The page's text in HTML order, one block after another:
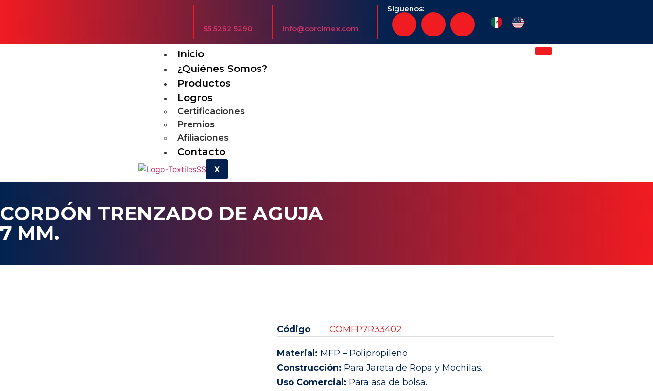
55 5262 5290 info@corcimex.com
Síguenos:
Inicio
¿Quiénes Somos?
Productos
Logros
Certificaciones
Premios
Afiliaciones
Contacto
X
CORDÓN TRENZADO DE AGUJA
7 MM.
Código COMFP7R33402
Material: MFP – Polipropileno
Construcción: Para Jareta de Ropa y Mochilas.
Uso Comercial: Para asa de bolsa.